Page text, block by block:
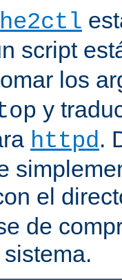
script
los
y
httpd.
el
de